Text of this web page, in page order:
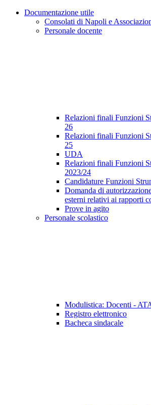
Documentazione utile
Consolati di Napoli e
Personale docente
Relazioni finali Funzioni
26
Relazioni finali Funzioni
25
UDA
Relazioni finali Funzioni
2023/24
Candidature Funzioni
Domanda di
esterni relativi ai rapporti
Prove in agito
Personale scolastico
Modulistica: Docenti -
Registro elettronico
Bacheca sindacale